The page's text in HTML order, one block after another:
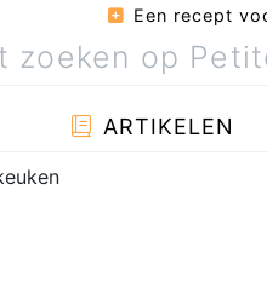
Een recept
ARTIKELEN